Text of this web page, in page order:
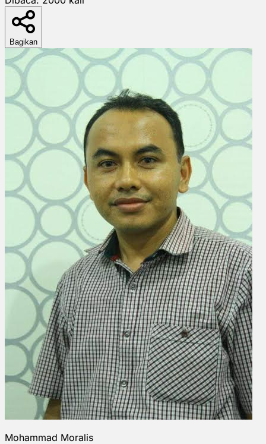
Bagikan
Mohammad Moralis